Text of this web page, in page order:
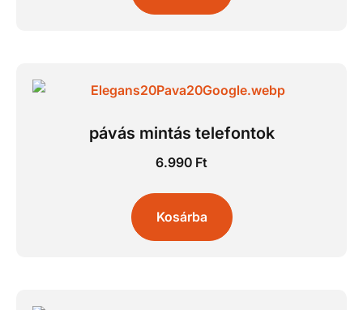
pávás mintás telefontok
6.990 Ft
Kosárba